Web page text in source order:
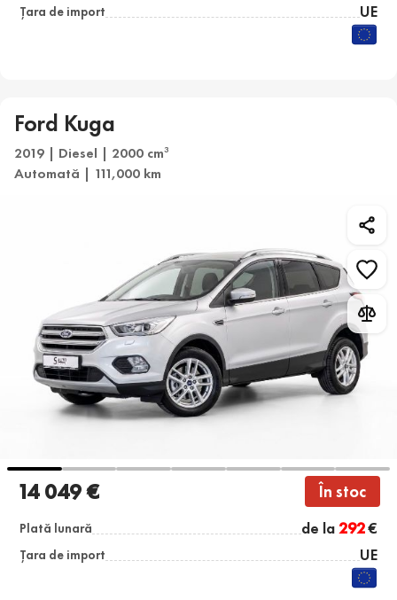
Țara de import UE
Ford Kuga
2019 | Diesel | 2000 cm3
Automată | 111,000 km
14 049 € În stoc
Plată lunară de la292€
Țara de import UE